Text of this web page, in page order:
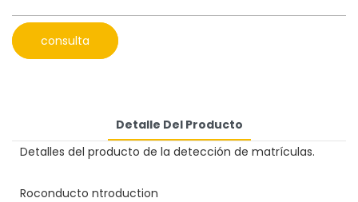
consulta
Detalle Del Producto
Detalles del producto de la detección de matrículas.
Roconducto ntroduction